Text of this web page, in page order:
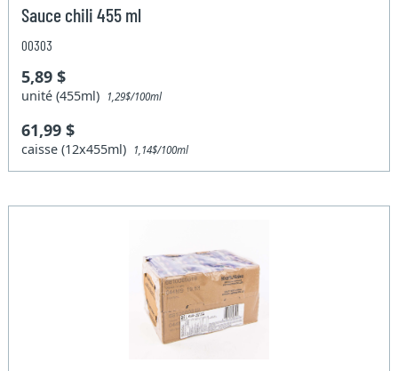
Sauce chili 455 ml
00303
5,89 $
unité (455ml) 1,29$/100ml
61,99 $
caisse (12x455ml) 1,14$/100ml